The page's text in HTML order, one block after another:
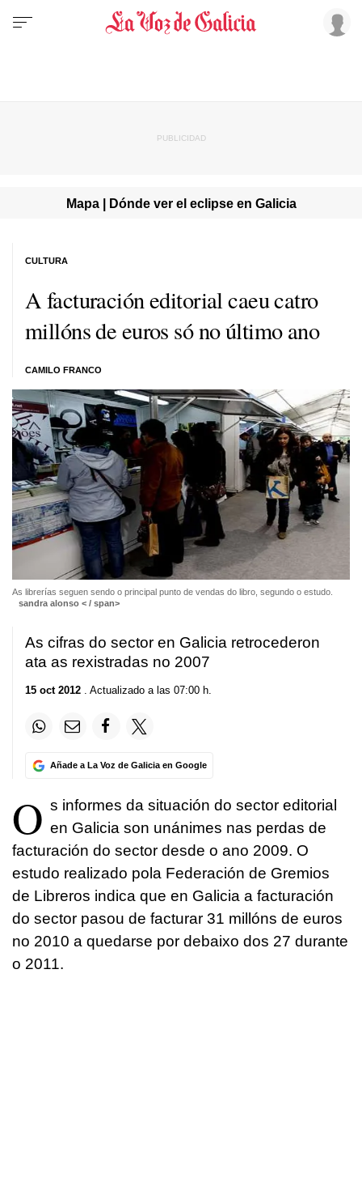
Mapa | Dónde ver el eclipse en Galicia
A facturación editorial caeu catro
millóns de euros só no último ano
CAMILO FRANCO
CULTURA
As librerías seguen sendo o principal punto de vendas do libro, segundo o estudo.
sandra alonso < / span>
As cifras do sector en Galicia retrocederon
ata as rexistradas no 2007
15 oct 2012 . Actualizado a las 07:00 h.
Añade a La Voz de Galicia en Google
O s informes da situación do sector editorial
en Galicia son unánimes nas perdas de
facturación do sector desde o ano 2009. O
estudo realizado pola Federación de Gremios
de Libreros indica que en Galicia a facturación
do sector pasou de facturar 31 millóns de euros
no 2010 a quedarse por debaixo dos 27 durante
o 2011.